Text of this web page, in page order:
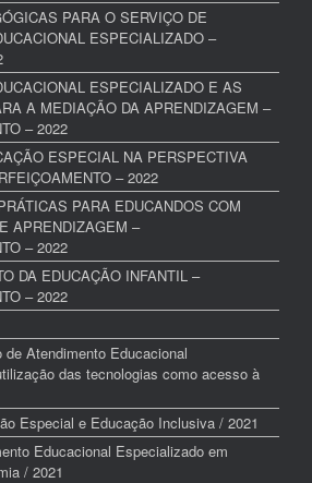
PARA O SERVIÇO DE
ESPECIALIZADO –
ESPECIALIZADO E AS
A MEDIAÇÃO DA APRENDIZAGEM –
– 2022
ESPECIAL NA PERSPECTIVA
– 2022
PARA EDUCANDOS COM
APRENDIZAGEM –
– 2022
DA EDUCAÇÃO INFANTIL –
– 2022
Atendimento Educacional
das tecnologias como acesso à
Especial e Educação Inclusiva / 2021
Educacional Especializado em
/ 2021